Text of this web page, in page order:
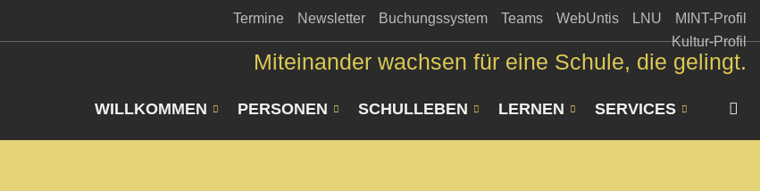
Termine Newsletter Buchungssystem Teams WebUntis LNU
MINT-Profil
Kultur-Profil
Miteinander wachsen für eine Schule, die gelingt.
WILLKOMMEN PERSONEN SCHULLEBEN LERNEN SERVICES